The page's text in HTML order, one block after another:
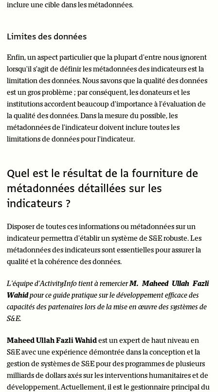
inclure une cible dans les métadonnées.
Limites des données
Enfin, un aspect particulier que la plupart d'entre nous ignorent
lorsqu'il s'agit de définir les métadonnées des indicateurs est la
limitation des données. Nous savons que la qualité des données
est un gros problème ; par conséquent, les donateurs et les
institutions accordent beaucoup d'importance à l'évaluation de
la qualité des données. Dans la mesure du possible, les
métadonnées de l'indicateur doivent inclure toutes les
limitations de données pour l'indicateur.
Quel est le résultat de la fourniture de
métadonnées détaillées sur les
indicateurs ?
Disposer de toutes ces informations ou métadonnées sur un
indicateur permettra d'établir un système de S&E robuste. Les
métadonnées des indicateurs sont essentielles pour assurer la
qualité et la cohérence des données.
L'équipe d'ActivityInfo tient à remercierM. Maheed Ullah Fazli
Wahidpour ce guide pratique sur le développement efficace des
capacités des partenaires lors de la mise en œuvre des systèmes de
S&E.
Maheed Ullah Fazli Wahidest un expert de haut niveau en
S&E avec une expérience démontrée dans la conception et la
gestion de systèmes de S&E pour des programmes de plusieurs
milliards de dollars axés sur les interventions humanitaires et de
développement. Actuellement, il est le gestionnaire principal du